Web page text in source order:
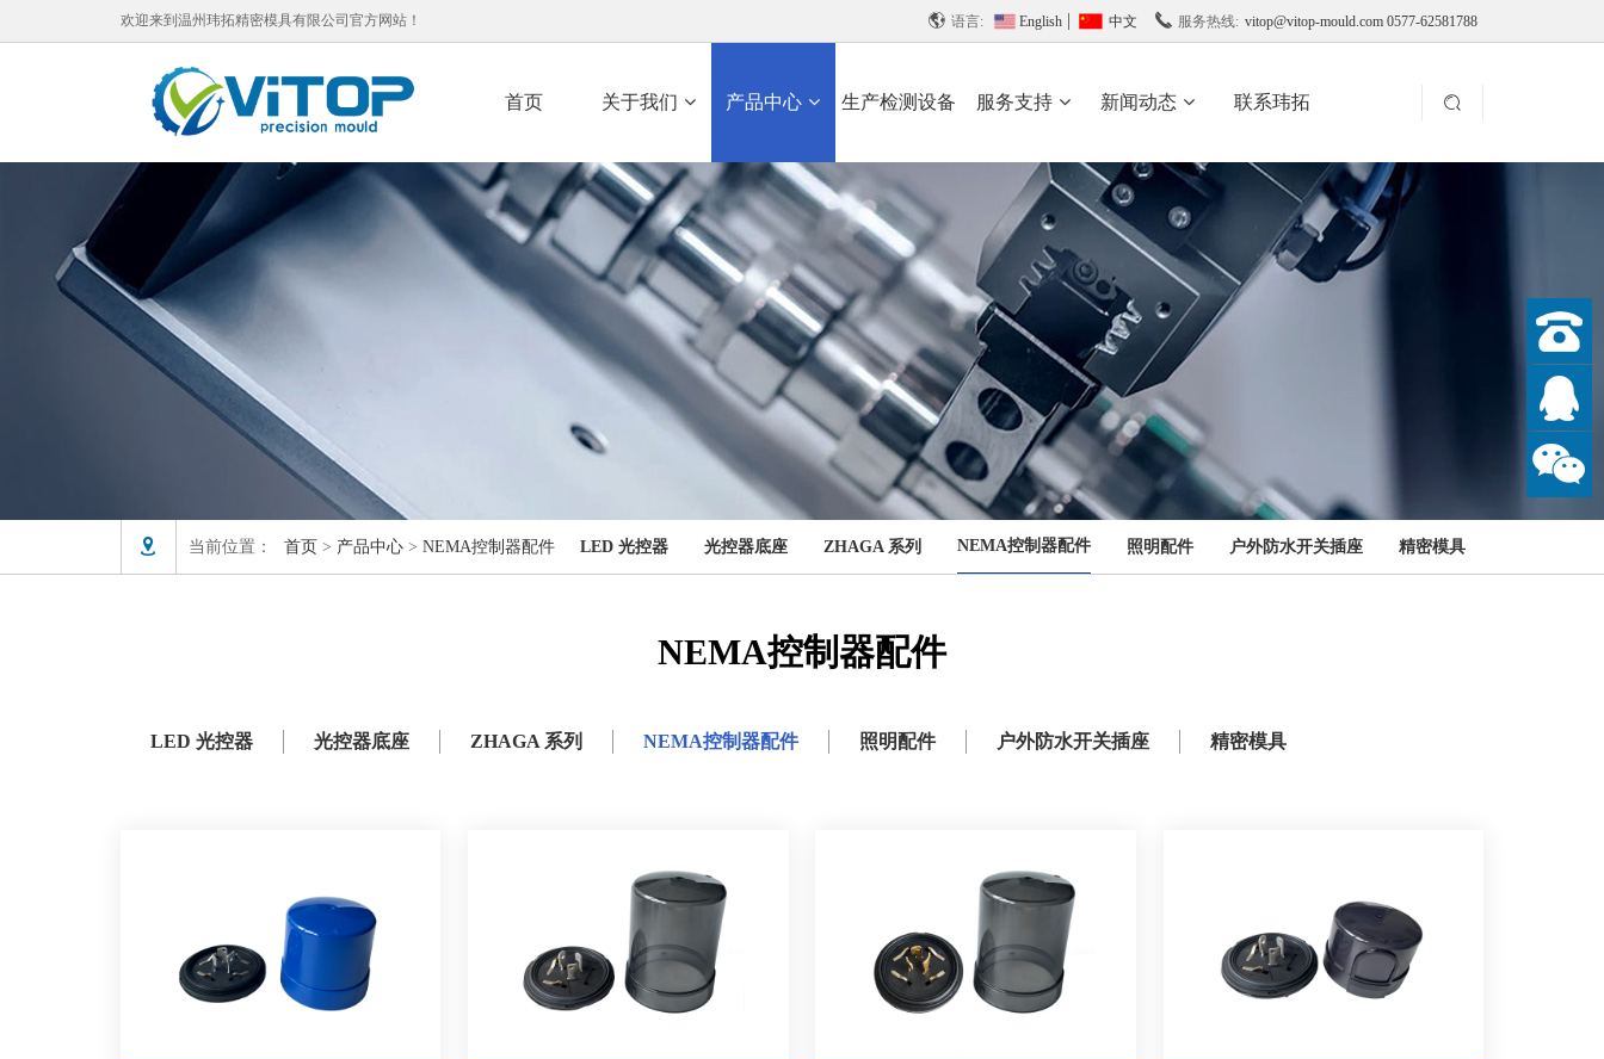
欢迎来到温州玮拓精密模具有限公司官方网站！  语言: English 中文  服务热线: vitop@vitop-mould.com 0577-62581788
首页 关于我们 产品中心 生产检测设备 服务支持 新闻动态 联系玮拓 
 当前位置： 首页 > 产品中心> NEMA控制器配件 LED 光控器 光控器底座 ZHAGA 系列 NEMA控制器配件 照明配件 户外防水开关插座 精密模具
NEMA控制器配件
LED 光控器 光控器底座 ZHAGA 系列 NEMA控制器配件 照明配件 户外防水开关插座 精密模具